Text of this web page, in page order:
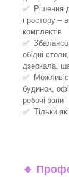
✅ Рішення
простору –
комплектів
✅
обідні
дзеркала,
✅
будинок,
робочі зони
✅ Тільки
🔹